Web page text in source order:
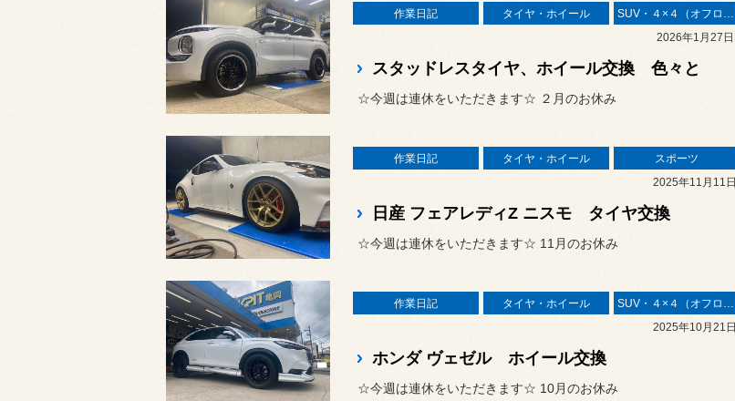
作業日記 タイヤ・ホイール
SUV・４×４（オフロード）
2026年1月27日
スタッドレスタイヤ、ホイール交換 色々と
☆今週は連休をいただきます☆ ２月のお休み
作業日記 タイヤ・ホイール
スポーツ
2025年11月11日
日産 フェアレディZ ニスモ タイヤ交換
☆今週は連休をいただきます☆ 11月のお休み
作業日記 タイヤ・ホイール
SUV・４×４（オフロード）
2025年10月21日
ホンダ ヴェゼル ホイール交換
☆今週は連休をいただきます☆ 10月のお休み